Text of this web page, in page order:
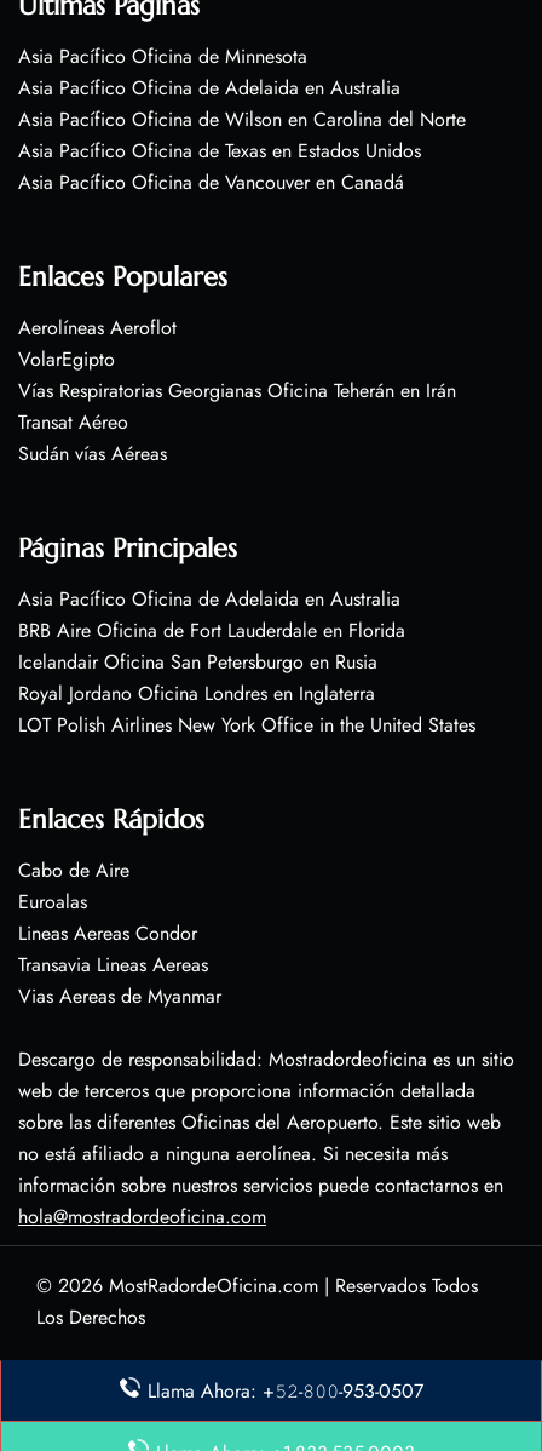
Asia Pacífico Oficina de Minnesota
Asia Pacífico Oficina de Adelaida en Australia
Asia Pacífico Oficina de Wilson en Carolina del Norte
Asia Pacífico Oficina de Texas en Estados Unidos
Asia Pacífico Oficina de Vancouver en Canadá
Enlaces Populares
Aerolíneas Aeroflot
VolarEgipto
Vías Respiratorias Georgianas Oficina Teherán en Irán
Transat Aéreo
Sudán vías Aéreas
Páginas Principales
Asia Pacífico Oficina de Adelaida en Australia
BRB Aire Oficina de Fort Lauderdale en Florida
Icelandair Oficina San Petersburgo en Rusia
Royal Jordano Oficina Londres en Inglaterra
LOT Polish Airlines New York Office in the United States
Enlaces Rápidos
Cabo de Aire
Euroalas
Lineas Aereas Condor
Transavia Lineas Aereas
Vias Aereas de Myanmar
Descargo de responsabilidad: Mostradordeoficina es un sitio
web de terceros que proporciona información detallada
sobre las diferentes Oficinas del Aeropuerto. Este sitio web
no está afiliado a ninguna aerolínea. Si necesita más
información sobre nuestros servicios puede contactarnos en
hola@mostradordeoficina.com
© 2026 MostRadordeOficina.com | Reservados Todos
Los Derechos
Sobre Nosotras
Descargo de Responsabilidad
Política de Privacidad
Llama Ahora: +𝟻𝟸-𝟾𝟶𝟶-953-0507